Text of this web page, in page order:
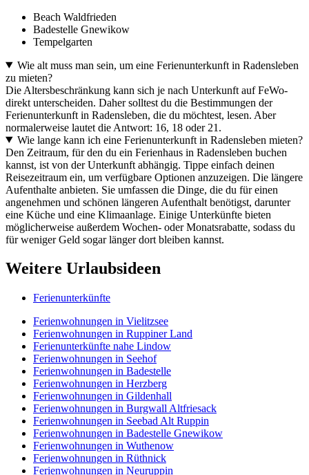
Beach Waldfrieden
Badestelle Gnewikow
Tempelgarten
Wie alt muss man sein, um eine Ferienunterkunft in Radensleben
zu mieten?
Die Altersbeschränkung kann sich je nach Unterkunft auf FeWo-
direkt unterscheiden. Daher solltest du die Bestimmungen der
Ferienunterkunft in Radensleben, die du möchtest, lesen. Aber
normalerweise lautet die Antwort: 16, 18 oder 21.
Wie lange kann ich eine Ferienunterkunft in Radensleben mieten?
Den Zeitraum, für den du ein Ferienhaus in Radensleben buchen
kannst, ist von der Unterkunft abhängig. Tippe einfach deinen
Reisezeitraum ein, um verfügbare Optionen anzuzeigen. Die längere
Aufenthalte anbieten. Sie umfassen die Dinge, die du für einen
angenehmen und schönen längeren Aufenthalt benötigst, darunter
eine Küche und eine Klimaanlage. Einige Unterkünfte bieten
möglicherweise außerdem Wochen- oder Monatsrabatte, sodass du
für weniger Geld sogar länger dort bleiben kannst.
Weitere Urlaubsideen
Ferienunterkünfte
Ferienwohnungen in Vielitzsee
Ferienwohnungen in Ruppiner Land
Ferienunterkünfte nahe Lindow
Ferienwohnungen in Seehof
Ferienwohnungen in Badestelle
Ferienwohnungen in Herzberg
Ferienwohnungen in Gildenhall
Ferienwohnungen in Burgwall Altfriesack
Ferienwohnungen in Seebad Alt Ruppin
Ferienwohnungen in Badestelle Gnewikow
Ferienwohnungen in Wuthenow
Ferienwohnungen in Rüthnick
Ferienwohnungen in Neuruppin